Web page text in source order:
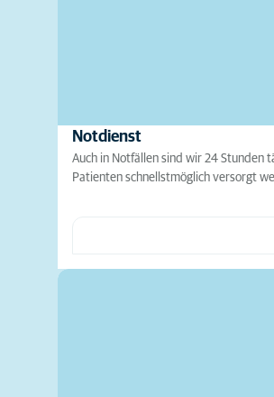
Notdienst
Auch in Notfällen sind wir 24 Stunden
Patienten schnellstmöglich versorgt